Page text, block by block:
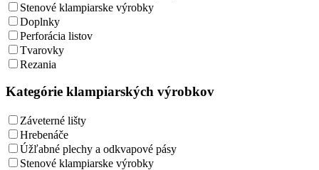
Stenové klampiarske výrobky
Doplnky
Perforácia listov
Tvarovky
Rezania
Kategórie klampiarských výrobkov
Záveterné lišty
Hrebenáče
Úžľabné plechy a odkvapové pásy
Stenové klampiarske výrobky